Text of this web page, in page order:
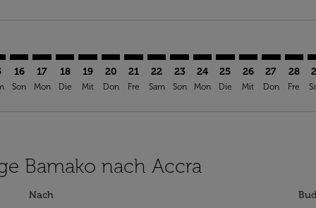
16
Son
17
Mon
18
Die
19
Mit
20
Don
21
Fre
22
Sam
23
Son
24
Mon
25
Die
26
Mit
27
Don
28
Fre
Bamako nach Accra
Nach